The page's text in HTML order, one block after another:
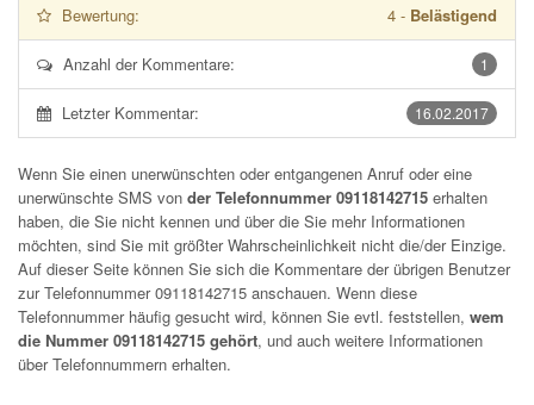
Bewertung: 4 - Belästigend
1
Anzahl der Kommentare:
16.02.2017
Letzter Kommentar:
Wenn Sie einen unerwünschten oder entgangenen Anruf oder eine
unerwünschte SMS von der Telefonnummer 09118142715 erhalten
haben, die Sie nicht kennen und über die Sie mehr Informationen
möchten, sind Sie mit größter Wahrscheinlichkeit nicht die/der Einzige.
Auf dieser Seite können Sie sich die Kommentare der übrigen Benutzer
zur Telefonnummer09118142715 anschauen. Wenn diese
Telefonnummer häufig gesucht wird, können Sie evtl. feststellen, wem
die Nummer 09118142715 gehört, und auch weitere Informationen
über Telefonnummern erhalten.